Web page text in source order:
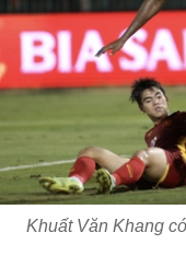
Khuất Văn Khang